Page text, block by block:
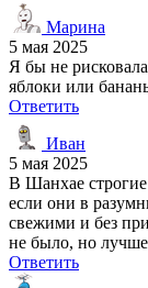
Марина
5 мая 2025
Я бы не
яблоки или
Ответить
Иван
5 мая 2025
В Шанхае
если они в
свежими и без
не было, но
Ответить